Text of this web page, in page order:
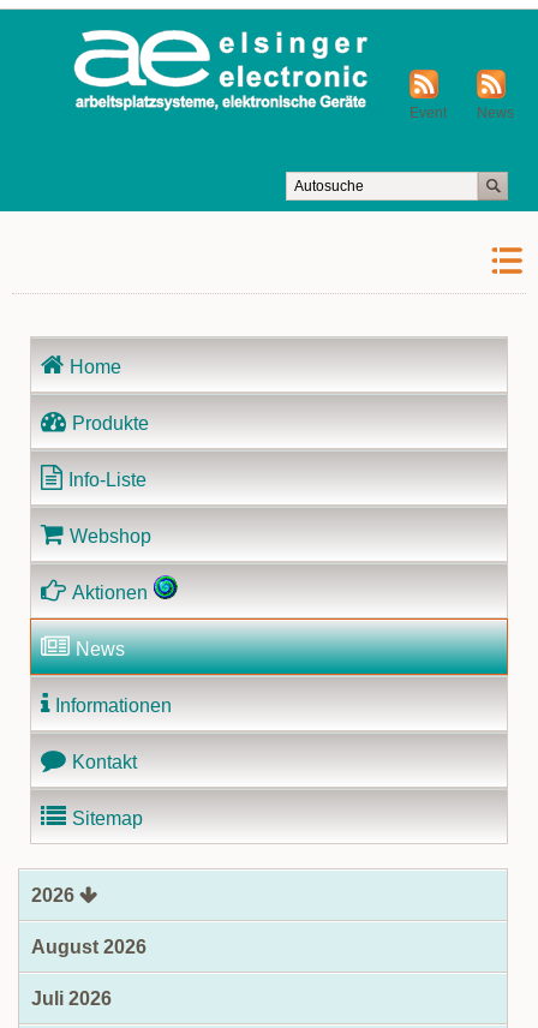
News
Event
überspringen
Home
Produkte
Info-Liste
Webshop
Aktionen
News
Informationen
Kontakt
Sitemap
2026
August 2026
Juli 2026